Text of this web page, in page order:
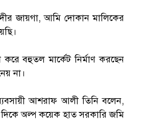
জায়গা, আমি দোকান মালিকের
বহুতল মার্কেট নির্মাণ করছেন
না।
আশরাফ আলী তিনি বলেন,
দিকে অল্প কয়েক হাত সরকারি জমি